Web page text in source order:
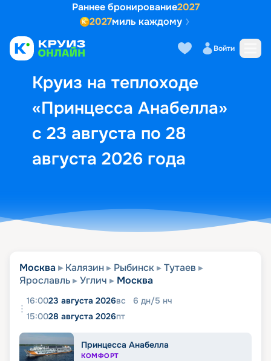
Раннее бронирование2027
2027миль каждому
Войти
Круиз на теплоходе
«Принцесса Анабелла»
с 23 августа по 28
августа 2026 года
Выбор кают Маршрут и
Москва Калязин Рыбинск
Тутаев
Ярославль
Углич Москва
16:0023 августа 2026вс 6 дн/5 нч
15:0028 августа 2026пт
Принцесса Анабелла
КОМФОРТ